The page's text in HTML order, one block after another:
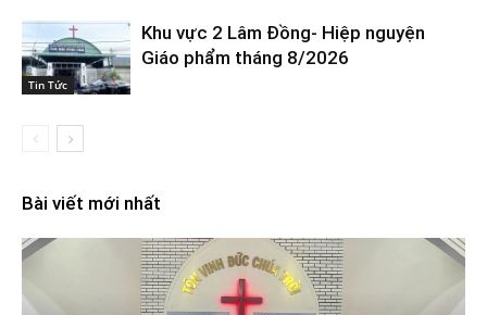
Tin Tức
Khu vực 2 Lâm Đồng- Hiệp nguyện
Giáo phẩm tháng 8/2026
Bài viết mới nhất